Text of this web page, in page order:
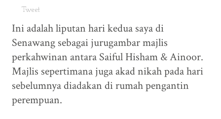
Tweet
Ini adalah liputan hari kedua saya di
Senawang sebagai jurugambar majlis
perkahwinan antara Saiful Hisham & Ainoor.
Majlis sepertimana juga akad nikah pada hari
sebelumnya diadakan di rumah pengantin
perempuan.